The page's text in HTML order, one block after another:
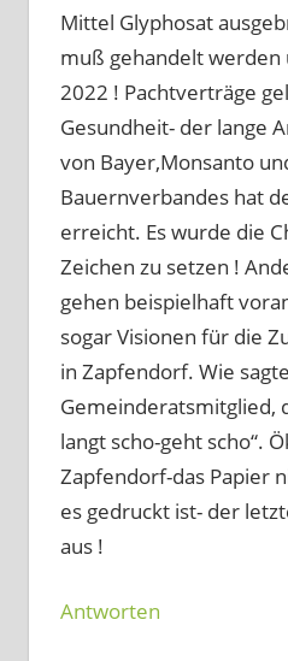
Mittel Glyphosat
muß gehandelt werden
2022 ! Pachtverträge
Gesundheit- der lange
von Bayer,Monsanto
Bauernverbandes hat
erreicht. Es wurde die
Zeichen zu setzen !
gehen beispielhaft
sogar Visionen für die
in Zapfendorf. Wie
Gemeinderatsmitglied,
langt scho-geht scho“.
Zapfendorf-das Papier
es gedruckt ist- der
aus !
Antworten